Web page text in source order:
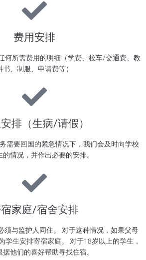
费用安排
何所需费用的明细（学费、校车/交通费、教
书、制服、申请费等）
排（生病/请假）
需要回国的紧急情况下，我们会及时向学校
的情况，并作出必要的安排。
家庭/宿舍安排
须与监护人同住。 对于这种情况，如果父母
学生安排寄宿家庭。 对于18岁以上的学生，
据他们的喜好帮助寻找住宿。